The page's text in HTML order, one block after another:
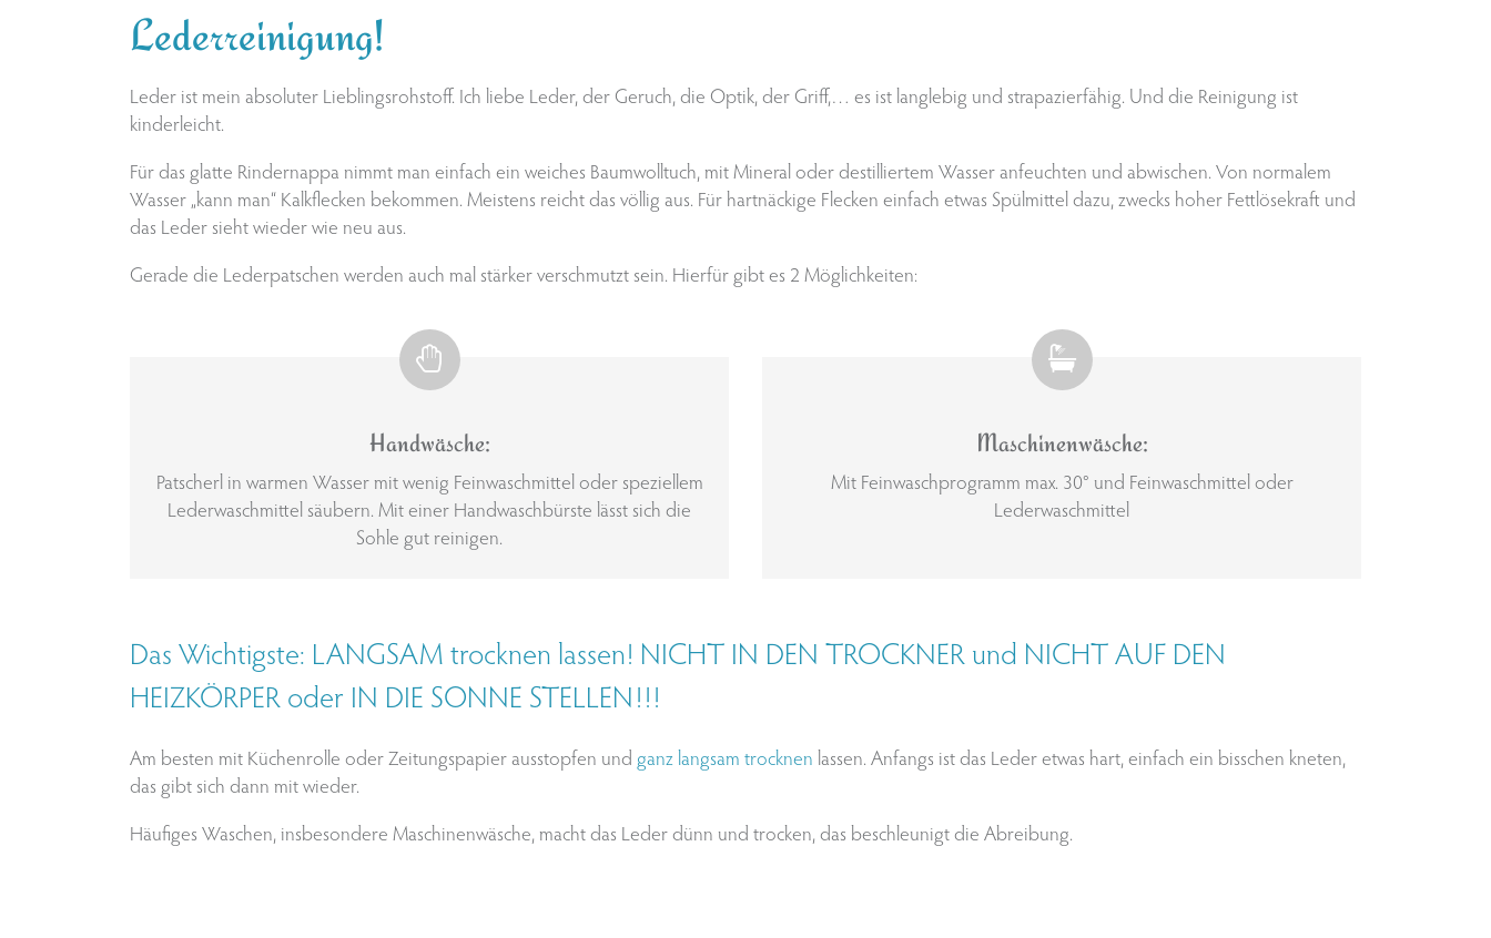
Lederreinigung!
Leder ist mein absoluter Lieblingsrohstoff. Ich liebe Leder, der Geruch, die Optik, der Griff,… es ist langlebig und strapazierfähig. Und die Reinigung ist
kinderleicht.
Für das glatte Rindernappa nimmt man einfach ein weiches Baumwolltuch, mit Mineral oder destilliertem Wasser anfeuchten und abwischen. Von normalem
Wasser „kann man“ Kalkflecken bekommen. Meistens reicht das völlig aus. Für hartnäckige Flecken einfach etwas Spülmittel dazu, zwecks hoher Fettlösekraft und
das Leder sieht wieder wie neu aus.
Gerade die Lederpatschen werden auch mal stärker verschmutzt sein. Hierfür gibt es 2 Möglichkeiten:
Handwäsche:
Patscherl in warmen Wasser mit wenig Feinwaschmittel oder speziellem
Lederwaschmittel säubern. Mit einer Handwaschbürste lässt sich die
Sohle gut reinigen.
Maschinenwäsche:
Mit Feinwaschprogramm max. 30° und Feinwaschmittel oder
Lederwaschmittel
Das Wichtigste: LANGSAM trocknen lassen! NICHT IN DEN TROCKNER und NICHT AUF DEN
HEIZKÖRPER oder IN DIE SONNE STELLEN!!!
Am besten mit Küchenrolle oder Zeitungspapier ausstopfen und ganz langsam trocknen lassen. Anfangs ist das Leder etwas hart, einfach ein bisschen kneten,
das gibt sich dann mit wieder.
Häufiges Waschen, insbesondere Maschinenwäsche, macht das Leder dünn und trocken, das beschleunigt die Abreibung.